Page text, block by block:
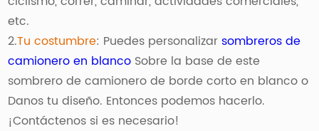
etc.
2.Tu costumbre: Puedes personalizar sombreros de
camionero en blanco Sobre la base de este
sombrero de camionero de borde corto en blanco o
Danos tu diseño. Entonces podemos hacerlo.
¡Contáctenos si es necesario!